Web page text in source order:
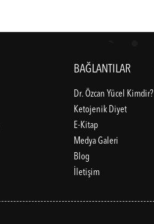
BAĞLANTILAR
Dr. Özcan Yücel Kimdir?
Ketojenik Diyet
E-Kitap
Medya Galeri
Blog
İletişim